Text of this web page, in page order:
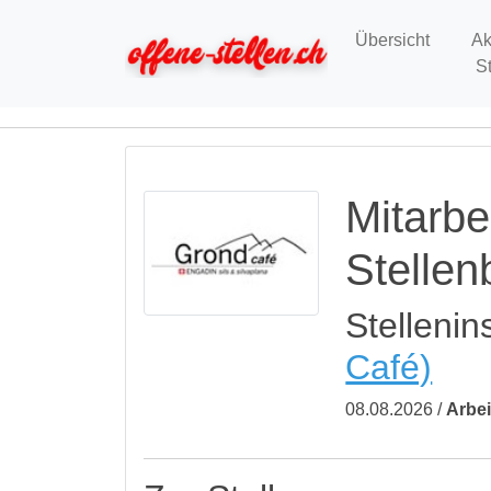
Übersicht
Café)
08.08.2026 /